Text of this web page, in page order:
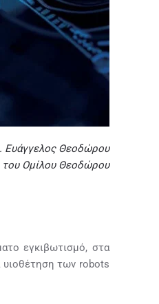
Ευάγγελος Θεοδώρου
Ομίλου Θεοδώρου
εγκιβωτισμό, στα
υιοθέτηση των robots